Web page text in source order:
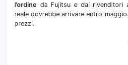
l’ordine da Fujitsu e dai rivenditori
reale dovrebbe arrivare entro
prezzi.